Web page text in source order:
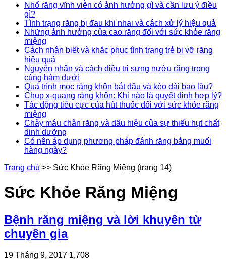
Nhổ răng vĩnh viễn có ảnh hưởng gì và cần lưu ý điều
gì?
Tình trạng răng bị đau khi nhai và cách xử lý hiệu quả
Những ảnh hưởng của cao răng đối với sức khỏe răng
miệng
Cách nhận biết và khắc phục tình trạng trẻ bị vỡ răng
hiệu quả
Nguyên nhân và cách điều trị sưng nướu răng trong
cùng hàm dưới
Quá trình mọc răng khôn bắt đầu và kéo dài bao lâu?
Chụp x-quang răng khôn: Khi nào là quyết định hợp lý?
Tác động tiêu cực của hút thuốc đối với sức khỏe răng
miệng
Chảy máu chân răng và dấu hiệu của sự thiếu hụt chất
dinh dưỡng
Có nên áp dụng phương pháp đánh răng bằng muối
hàng ngày?
Trang chủ >> Sức Khỏe Răng Miệng (trang 14)
Sức Khỏe Răng Miệng
Bệnh răng miệng và lời khuyên từ
chuyên gia
19 Tháng 9, 2017 1,708